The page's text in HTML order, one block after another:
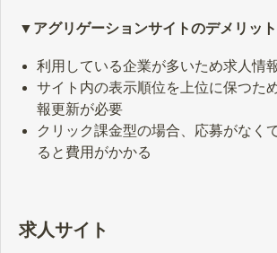
▼アグリゲーションサイトのデメリット
利用している企業が多いため求人情
サイト内の表示順位を上位に保つた
報更新が必要
クリック課金型の場合、応募がなく
ると費用がかかる
求人サイト